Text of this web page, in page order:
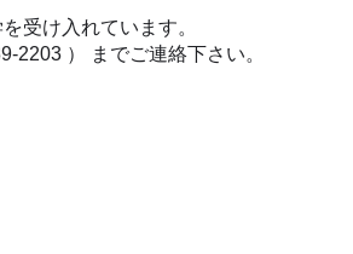
受け入れています。
） までご連絡下さい。